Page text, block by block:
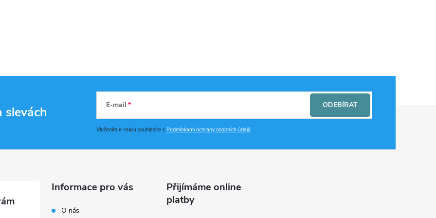
slevách E-mail
Vložením e-mailu souhlasíte s Podmínkami ochrany osobních údajů
ODEBÍRAT
Informace pro vás
O nás
Přijímáme online
platby